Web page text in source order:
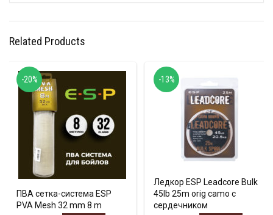
Related Products
ПВА сетка-система ESP
PVA Mesh 32 mm 8 m
-20%
Ледкор ESP Leadcore Bulk
45lb 25m orig camo с
сердечником
-13%